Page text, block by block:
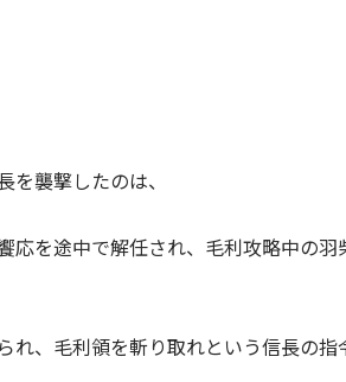
を襲撃したのは、
応を途中で解任され、毛利攻略中の
れ、毛利領を斬り取れという信長の指